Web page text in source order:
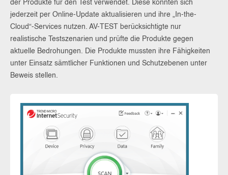
der Produkte für den Test verwendet. Diese konnten sich
jederzeit per Online-Update aktualisieren und ihre „In-the-
Cloud“-Services nutzen. AV-TEST berücksichtigte nur
realistische Testszenarien und prüfte die Produkte gegen
aktuelle Bedrohungen. Die Produkte mussten ihre Fähigkeiten
unter Einsatz sämtlicher Funktionen und Schutzebenen unter
Beweis stellen.